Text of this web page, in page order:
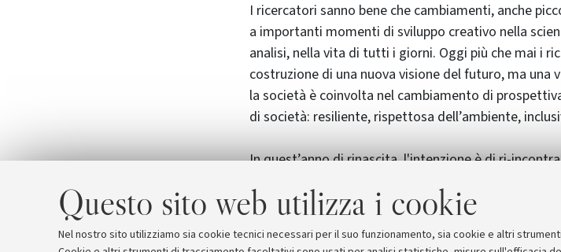
Questo sito web utilizza i cookie
Nel nostro sito utilizziamo sia cookie tecnici necessari per il suo funzionamento, sia cookie e altri
I ricercatori sanno bene che cambiamenti, anche
a importanti momenti di sviluppo creativo nella
analisi, nella vita di tutti i giorni. Oggi più che mai i
costruzione di una nuova visione del futuro, ma
la società è coinvolta nel cambiamento di
di società: resiliente, rispettosa dell’ambiente,
In quest’anno di rinascita, l'intenzione è di ri-
webinar, seminari, incontri a tu per tu sulla